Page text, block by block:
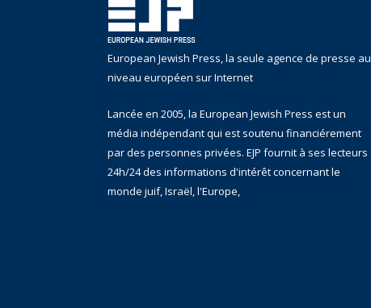
European Jewish Press, la seule agence de presse au
niveau européen sur Internet
Lancée en 2005, la European Jewish Press est un
média indépendant qui est soutenu financiérement
par des personnes privées. EJP fournit à ses lecteurs
24h/24 des informations d'intérêt concernant le
monde juif, Israël, l'Europe,